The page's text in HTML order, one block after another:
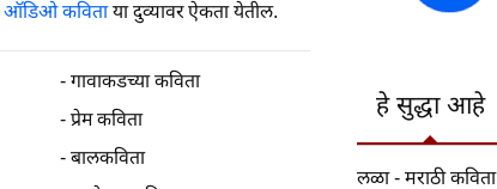
ऑडिओ कविताया दुव्यावर ऐकता येतील.
- गावाकडच्या कविता
- प्रेम कविता
- बालकविता
हे सुद्धा आहे
लळा - मराठी कविता